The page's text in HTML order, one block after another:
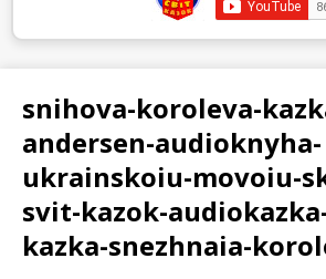
snihova-koroleva-
andersen-audioknyha-
ukrainskoiu-movoiu-
svit-kazok-
kazka-snezhnaia-